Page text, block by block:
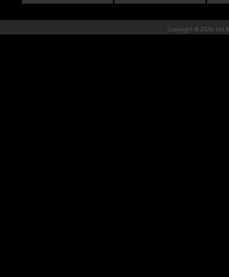
Copyright © 2026, Les